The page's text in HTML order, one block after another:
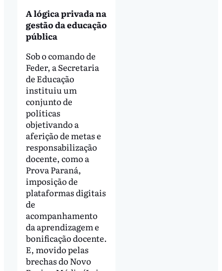
A lógica privada na
gestão da educação
pública
Sob o comando de
Feder, a Secretaria
de Educação
instituiu um
conjunto de
políticas
objetivando a
aferição de metas e
responsabilização
docente, como a
Prova Paraná,
imposição de
plataformas digitais
de
acompanhamento
da aprendizagem e
bonificação docente.
E, movido pelas
brechas do Novo